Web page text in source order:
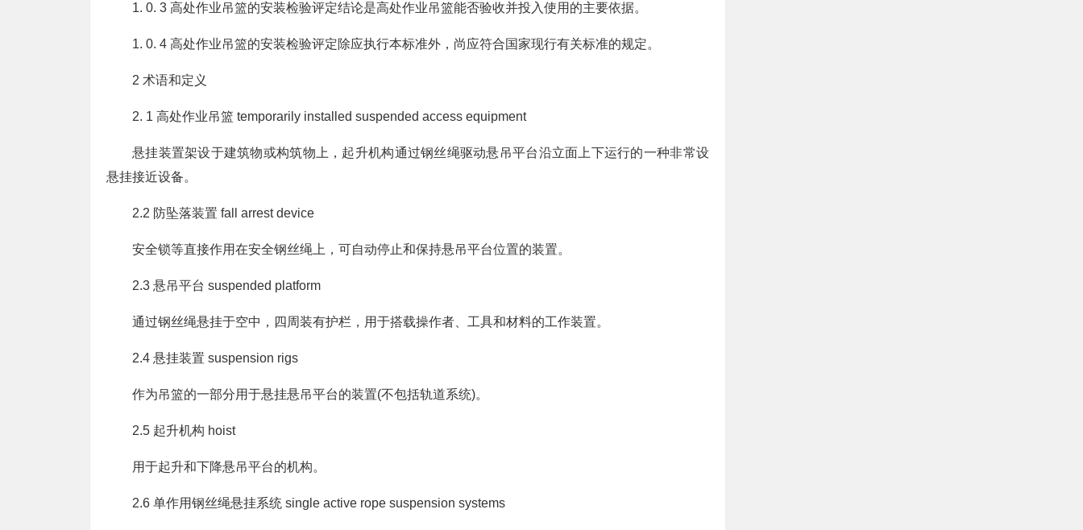
1. 0. 3 高处作业吊篮的安装检验评定结论是高处作业吊篮能否验收并投入使用的主要依据。
1. 0. 4 高处作业吊篮的安装检验评定除应执行本标准外，尚应符合国家现行有关标准的规定。
2 术语和定义
2. 1 高处作业吊篮 temporarily installed suspended access equipment
悬挂装置架设于建筑物或构筑物上，起升机构通过钢丝绳驱动悬吊平台沿立面上下运行的一种非常设
悬挂接近设备。
2.2 防坠落装置 fall arrest device
安全锁等直接作用在安全钢丝绳上，可自动停止和保持悬吊平台位置的装置。
2.3 悬吊平台 suspended platform
通过钢丝绳悬挂于空中，四周装有护栏，用于搭载操作者、工具和材料的工作装置。
2.4 悬挂装置 suspension rigs
作为吊篮的一部分用于悬挂悬吊平台的装置(不包括轨道系统)。
2.5 起升机构 hoist
用于起升和下降悬吊平台的机构。
2.6 单作用钢丝绳悬挂系统 single active rope suspension systems